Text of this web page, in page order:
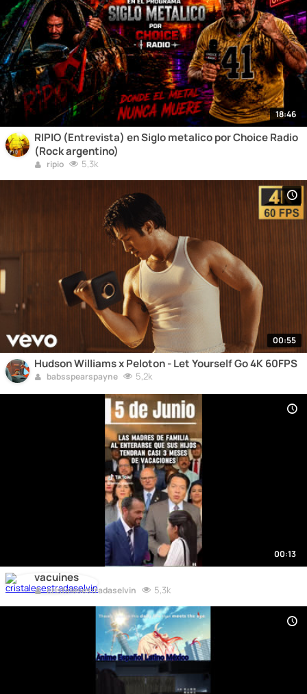
18:46
RIPIO (Entrevista) en Siglo metalico por Choice Radio
(Rock argentino)
ripio 5,3k
00:55
Hudson Williams x Peloton - Let Yourself Go 4K 60FPS
babsspearspayne 5,2k
00:13
vacuines
cristalesestradaselvin 5,3k